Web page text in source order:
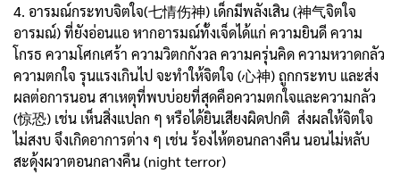
4. อารมณ์กระทบจิตใจ(七情伤神) เด็กมีพลังเสิน (神气จิตใจ
อารมณ์) ที่ยังอ่อนแอ หากอารมณ์ทั้งเจ็ดได้แก่ ความยินดี ความ
โกรธ ความโศกเศร้า ความวิตกกังวล ความครุ่นคิด ความหวาดกลัว
ความตกใจ รุนแรงเกินไป จะทำให้จิตใจ (心神) ถูกกระทบ และส่ง
ผลต่อการนอน สาเหตุที่พบบ่อยที่สุดคือความตกใจและความกลัว
(惊恐) เช่น เห็นสิ่งแปลก ๆ หรือได้ยินเสียงผิดปกติ ส่งผลให้จิตใจ
ไม่สงบ จึงเกิดอาการต่าง ๆ เช่น ร้องไห้ตอนกลางคืน นอนไม่หลับ
สะดุ้งผวาตอนกลางคืน (night terror)